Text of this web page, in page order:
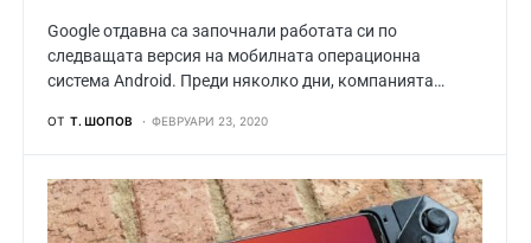
Google отдавна са започнали работата си по
следващата версия на мобилната операционна
система Android. Преди няколко дни, компанията…
ОТ Т. ШОПОВ ФЕВРУАРИ 23, 2020